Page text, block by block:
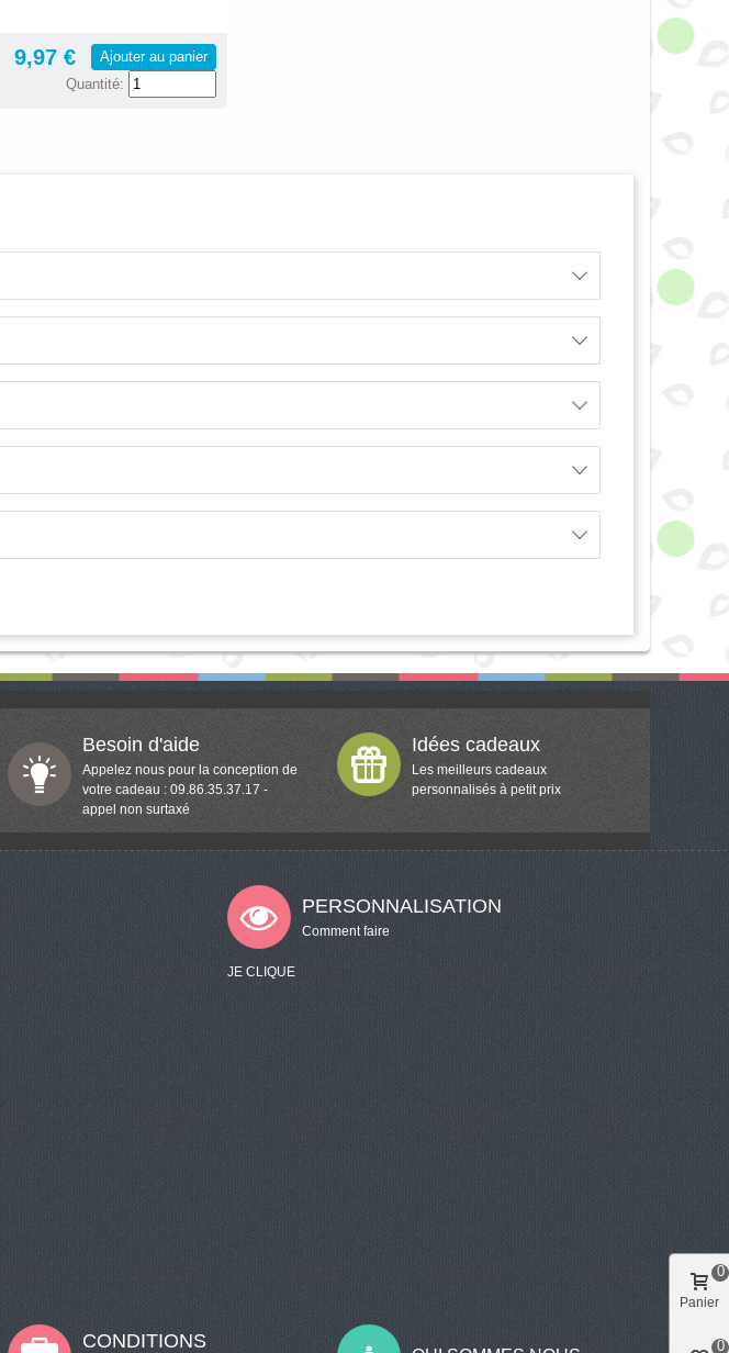
9,97 €
Ajouter au panier
Quantité:
Besoin d'aide
Appelez nous pour la conception de
votre cadeau : 09.86.35.37.17 -
appel non surtaxé
Idées cadeaux
Les meilleurs cadeaux
personnalisés à petit prix
PERSONNALISATION
Comment faire
JE CLIQUE
CONDITIONS
Panier
0
0